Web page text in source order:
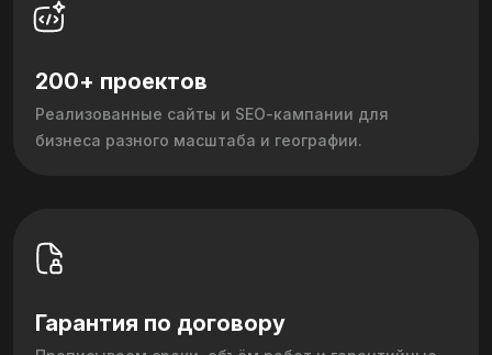
200+ проектов
Реализованные сайты и SEO‑кампании для
бизнеса разного масштаба и географии.
Гарантия по договору